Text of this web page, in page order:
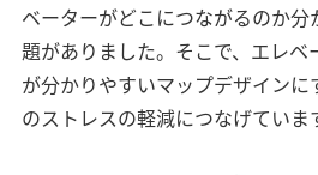
ベーターがどこにつながるのか
題がありました。そこで、エレ
が分かりやすいマップデザインに
のストレスの軽減につなげていま